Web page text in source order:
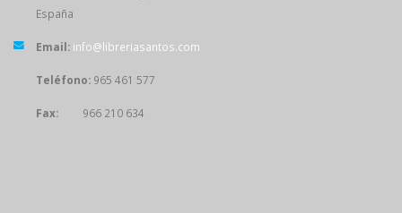
España
Email: info@libreriasantos.com
Teléfono: 965 461 577
Fax: 966 210 634